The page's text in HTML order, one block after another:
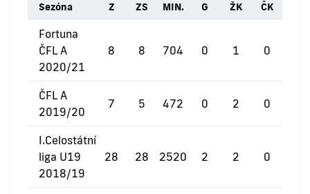
Sezóna Z ZS MIN. G ŽK ČK
Fortuna
ČFL A
2020/21
8 8 704 0 1 0
ČFL A
2019/20
7 5 472 0 2 0
I.Celostátní
liga U19
2018/19
28 28 2520 2 2 0